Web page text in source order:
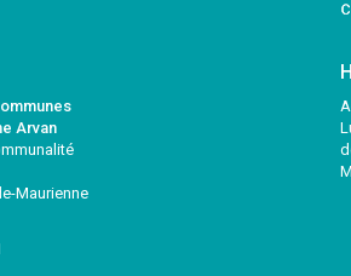
Arvan
Maurienne